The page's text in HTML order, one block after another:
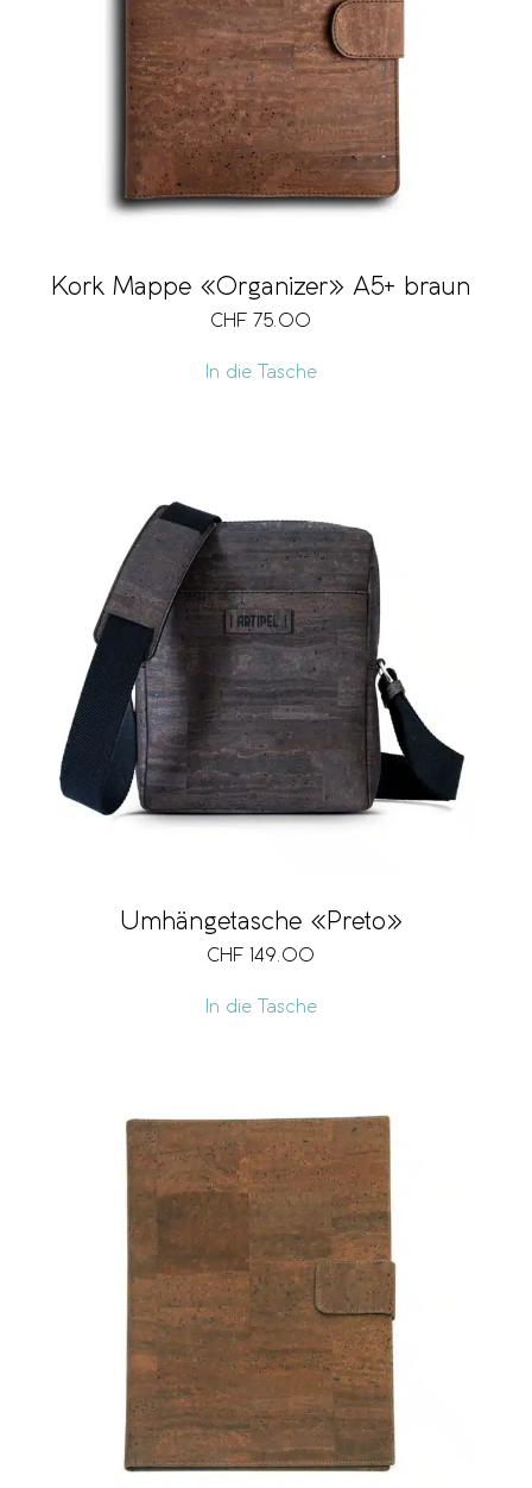
Kork Mappe «Organizer» A5+ braun
CHF 75.00
In die Tasche
Umhängetasche «Preto»
CHF 149.00
In die Tasche